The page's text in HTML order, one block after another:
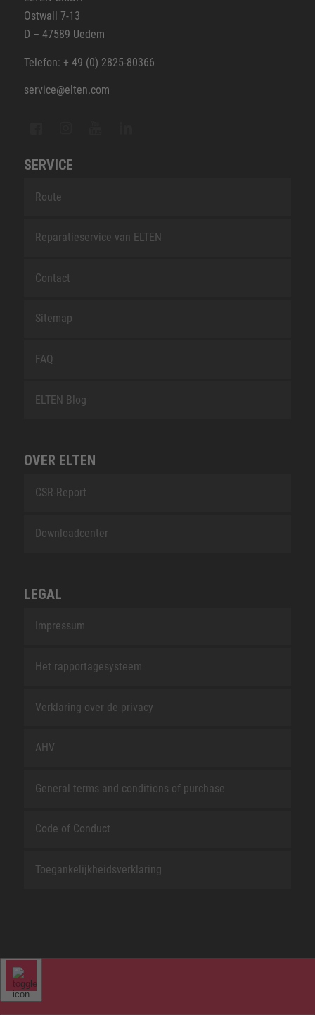
Ostwall 7-13
D – 47589 Uedem
Telefon: + 49 (0) 2825-80366
service@elten.com
SERVICE
Route
Reparatieservice van ELTEN
Contact
Sitemap
FAQ
ELTEN Blog
OVER ELTEN
CSR-Report
Downloadcenter
LEGAL
Impressum
Het rapportagesysteem
Verklaring over de privacy
AHV
General terms and conditions of purchase
Code of Conduct
Toegankelijkheidsverklaring